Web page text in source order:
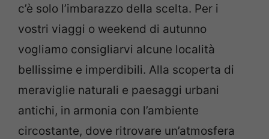
c’è solo l’imbarazzo della scelta. Per i
vostri viaggi o weekend di autunno
vogliamo consigliarvi alcune località
bellissime e imperdibili. Alla scoperta di
meraviglie naturali e paesaggi urbani
antichi, in armonia con l’ambiente
circostante, dove ritrovare un’atmosfera